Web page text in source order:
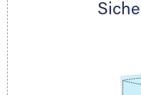
persönlich